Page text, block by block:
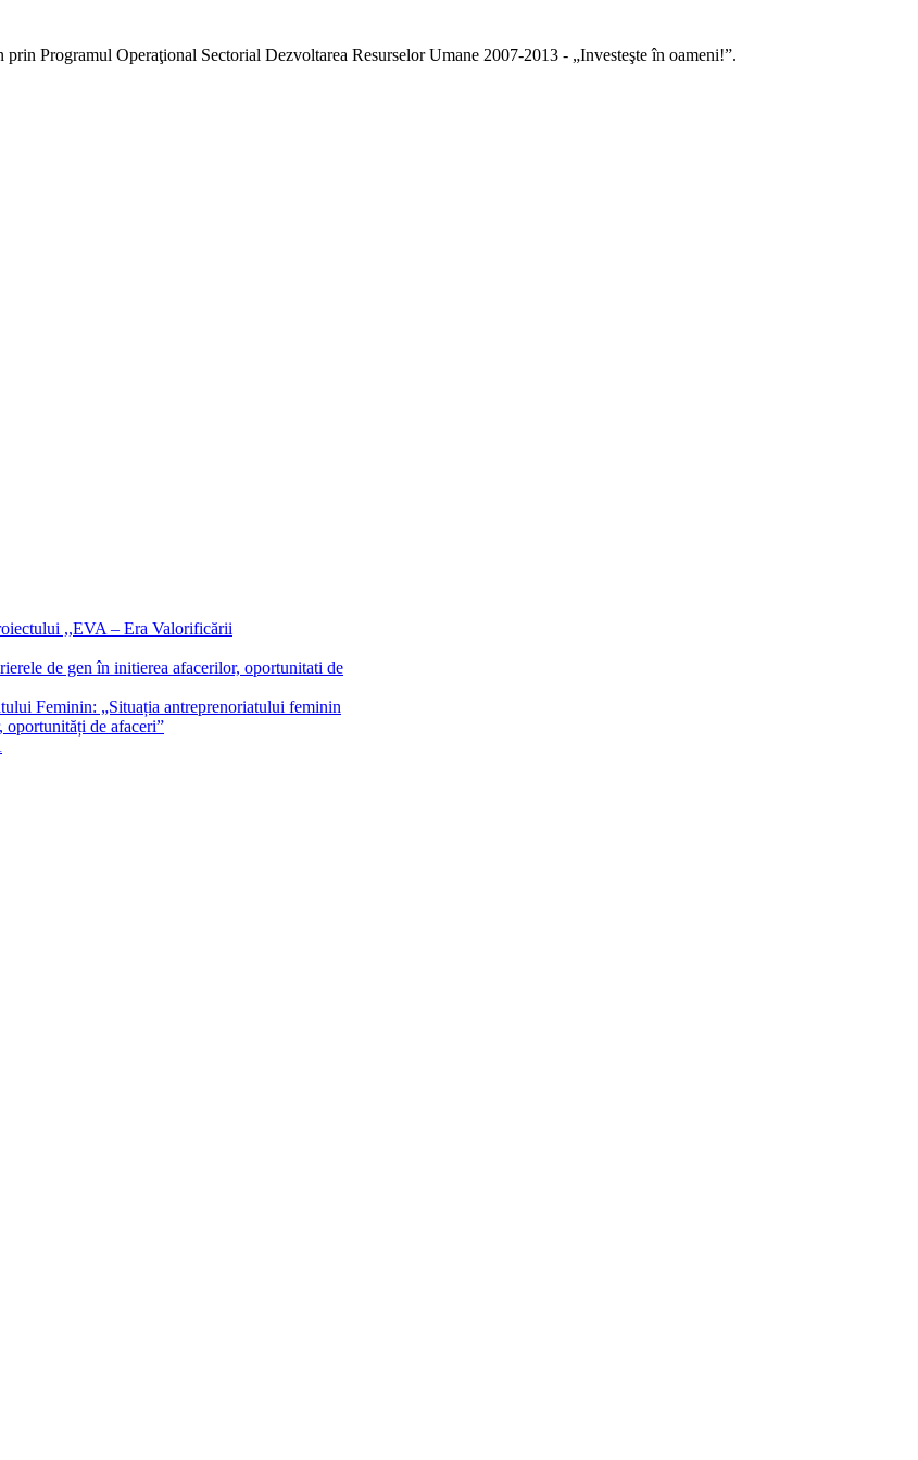
Programul Operaţional Sectorial Dezvoltarea Resurselor Umane 2007-2013 - „Investeşte în oameni!”.
,,EVA – Era Valorificării
de gen în initierea afacerilor, oportunitati de
Feminin: „Situația antreprenoriatului feminin
oportunități de afaceri”